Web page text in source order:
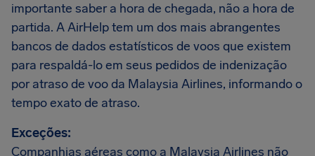
importante saber a hora de chegada, não a hora de
partida. A AirHelp tem um dos mais abrangentes
bancos de dados estatísticos de voos que existem
para respaldá-lo em seus pedidos de indenização
por atraso de voo da Malaysia Airlines, informando o
tempo exato de atraso.
Exceções:
Companhias aéreas como a Malaysia Airlines não